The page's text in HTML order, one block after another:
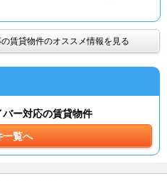
賃貸物件のオススメ情報を見る
ー対応の賃貸物件
一覧へ